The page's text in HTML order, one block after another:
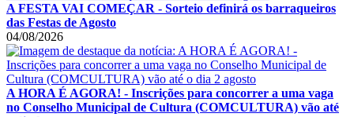
A FESTA VAI COMEÇAR - Sorteio definirá os barraqueiros
das Festas de Agosto
04/08/2026
A HORA É AGORA! - Inscrições para concorrer a uma vaga
no Conselho Municipal de Cultura (COMCULTURA) vão até